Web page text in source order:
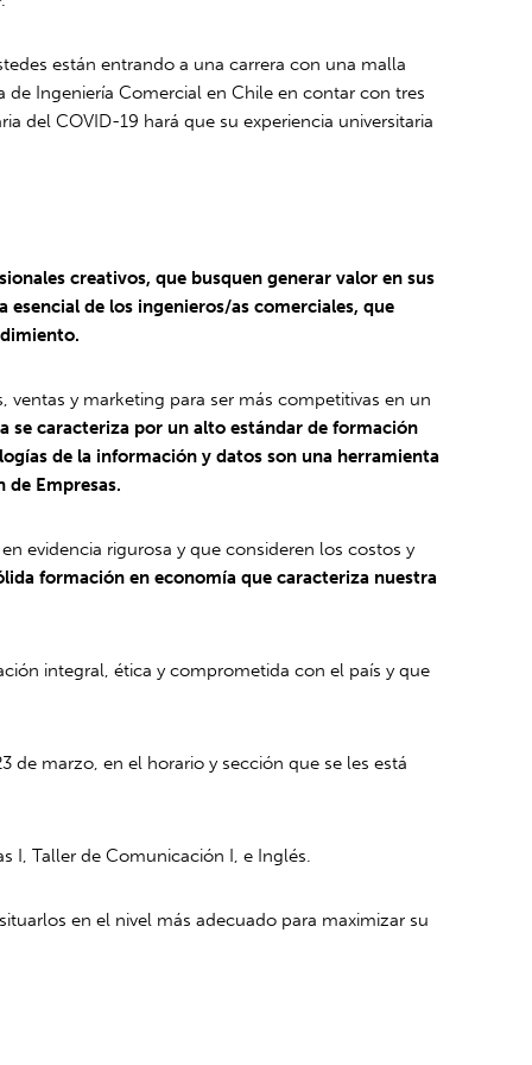
están entrando a una carrera con una malla
Ingeniería Comercial en Chile en contar con tres
del COVID-19 hará que su experiencia universitaria
creativos, que busquen generar valor en sus
de los ingenieros/as comerciales, que
y marketing para ser más competitivas en un
se caracteriza por un alto estándar de formación
de la información y datos son una herramienta
Empresas.
evidencia rigurosa y que consideren los costos y
formación en economía que caracteriza nuestra
integral, ética y comprometida con el país y que
de marzo, en el horario y sección que se les está
I, Taller de Comunicación I, e Inglés.
en el nivel más adecuado para maximizar su